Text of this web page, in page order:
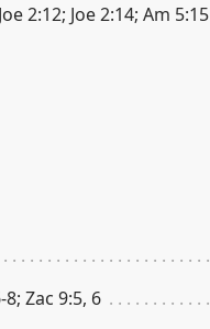
2:12; Joe 2:14; Am 5:15
8; Zac 9:5, 6